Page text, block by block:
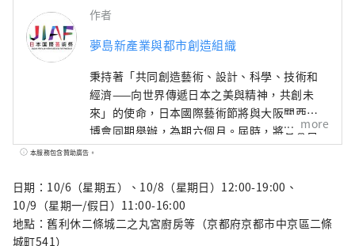
作者
夢島新產業與都市創造組織
秉持著「共同創造藝術、設計、科學、技術和
經濟——向世界傳遞日本之美與精神，共創未
來」的使命，日本國際藝術節將與大阪關西世
博會同期舉辦，為期六個月。屆時，將有來自
158個國家和地區以及7個國際組織的代表參
日本各地的網路平台，共同建構文化藝術、經
濟社會之間的良性循環，並致力於創造一個充
滿光彩的美好未來。我們希望世博會能成為與
more
本服務包含贊助廣告。
日期：10/6（星期五）、10/8（星期日）12:00-19:00、
10/9（星期一/假日）11:00-16:00
地點：舊利休二條城二之丸宮廚房等（京都府京都市中京區二條
城町541）